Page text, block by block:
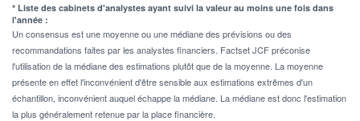
* Liste des cabinets d'analystes ayant suivi la valeur au moins une fois dans
l'année :
Un consensus est une moyenne ou une médiane des prévisions ou des
recommandations faites par les analystes financiers. Factset JCF préconise
l'utilisation de la médiane des estimations plutôt que de la moyenne. La moyenne
présente en effet l'inconvénient d'être sensible aux estimations extrêmes d'un
échantillon, inconvénient auquel échappe la médiane. La médiane est donc l'estimation
la plus généralement retenue par la place financière.